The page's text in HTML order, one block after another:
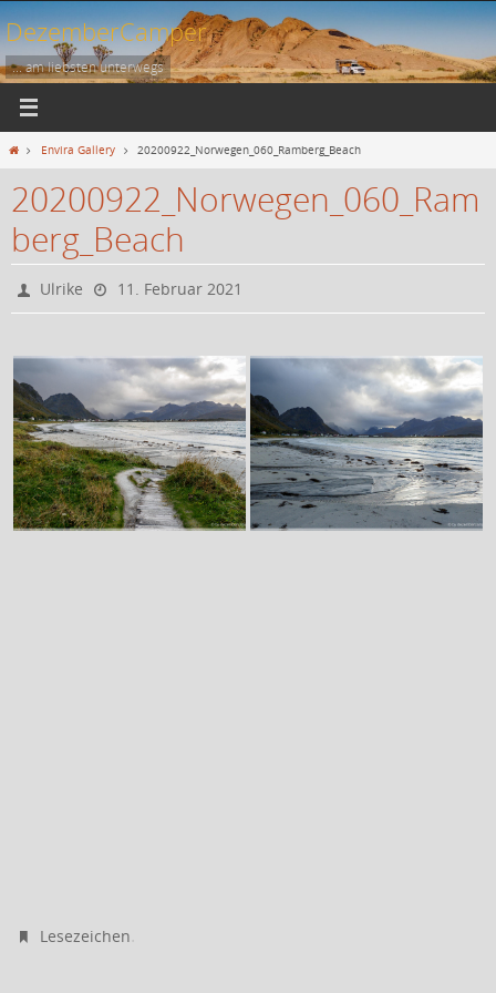
Zum
Inhalt
springen
DezemberCamper
... am liebsten unterwegs
StartEnvira Gallery 20200922_Norwegen_060_Ramberg_Beach
20200922_Norwegen_060_Ram
berg_Beach
Ulrike 11. Februar 2021
Lesezeichen.